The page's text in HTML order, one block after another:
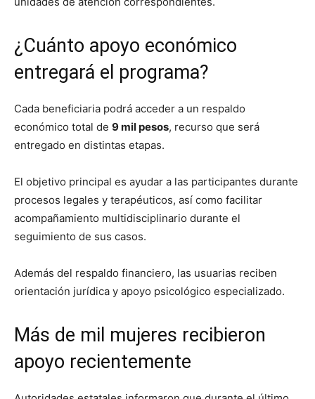
¿Cuánto apoyo económico
entregará el programa?
Cada beneficiaria podrá acceder a un respaldo
económico total de 9 mil pesos, recurso que será
entregado en distintas etapas.
El objetivo principal es ayudar a las participantes durante
procesos legales y terapéuticos, así como facilitar
acompañamiento multidisciplinario durante el
seguimiento de sus casos.
Además del respaldo financiero, las usuarias reciben
orientación jurídica y apoyo psicológico especializado.
Más de mil mujeres recibieron
apoyo recientemente